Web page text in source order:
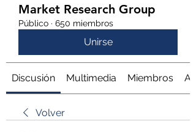
Market Research Group
Público · 650 miembros
Unirse
Discusión Multimedia Miembros
Volver